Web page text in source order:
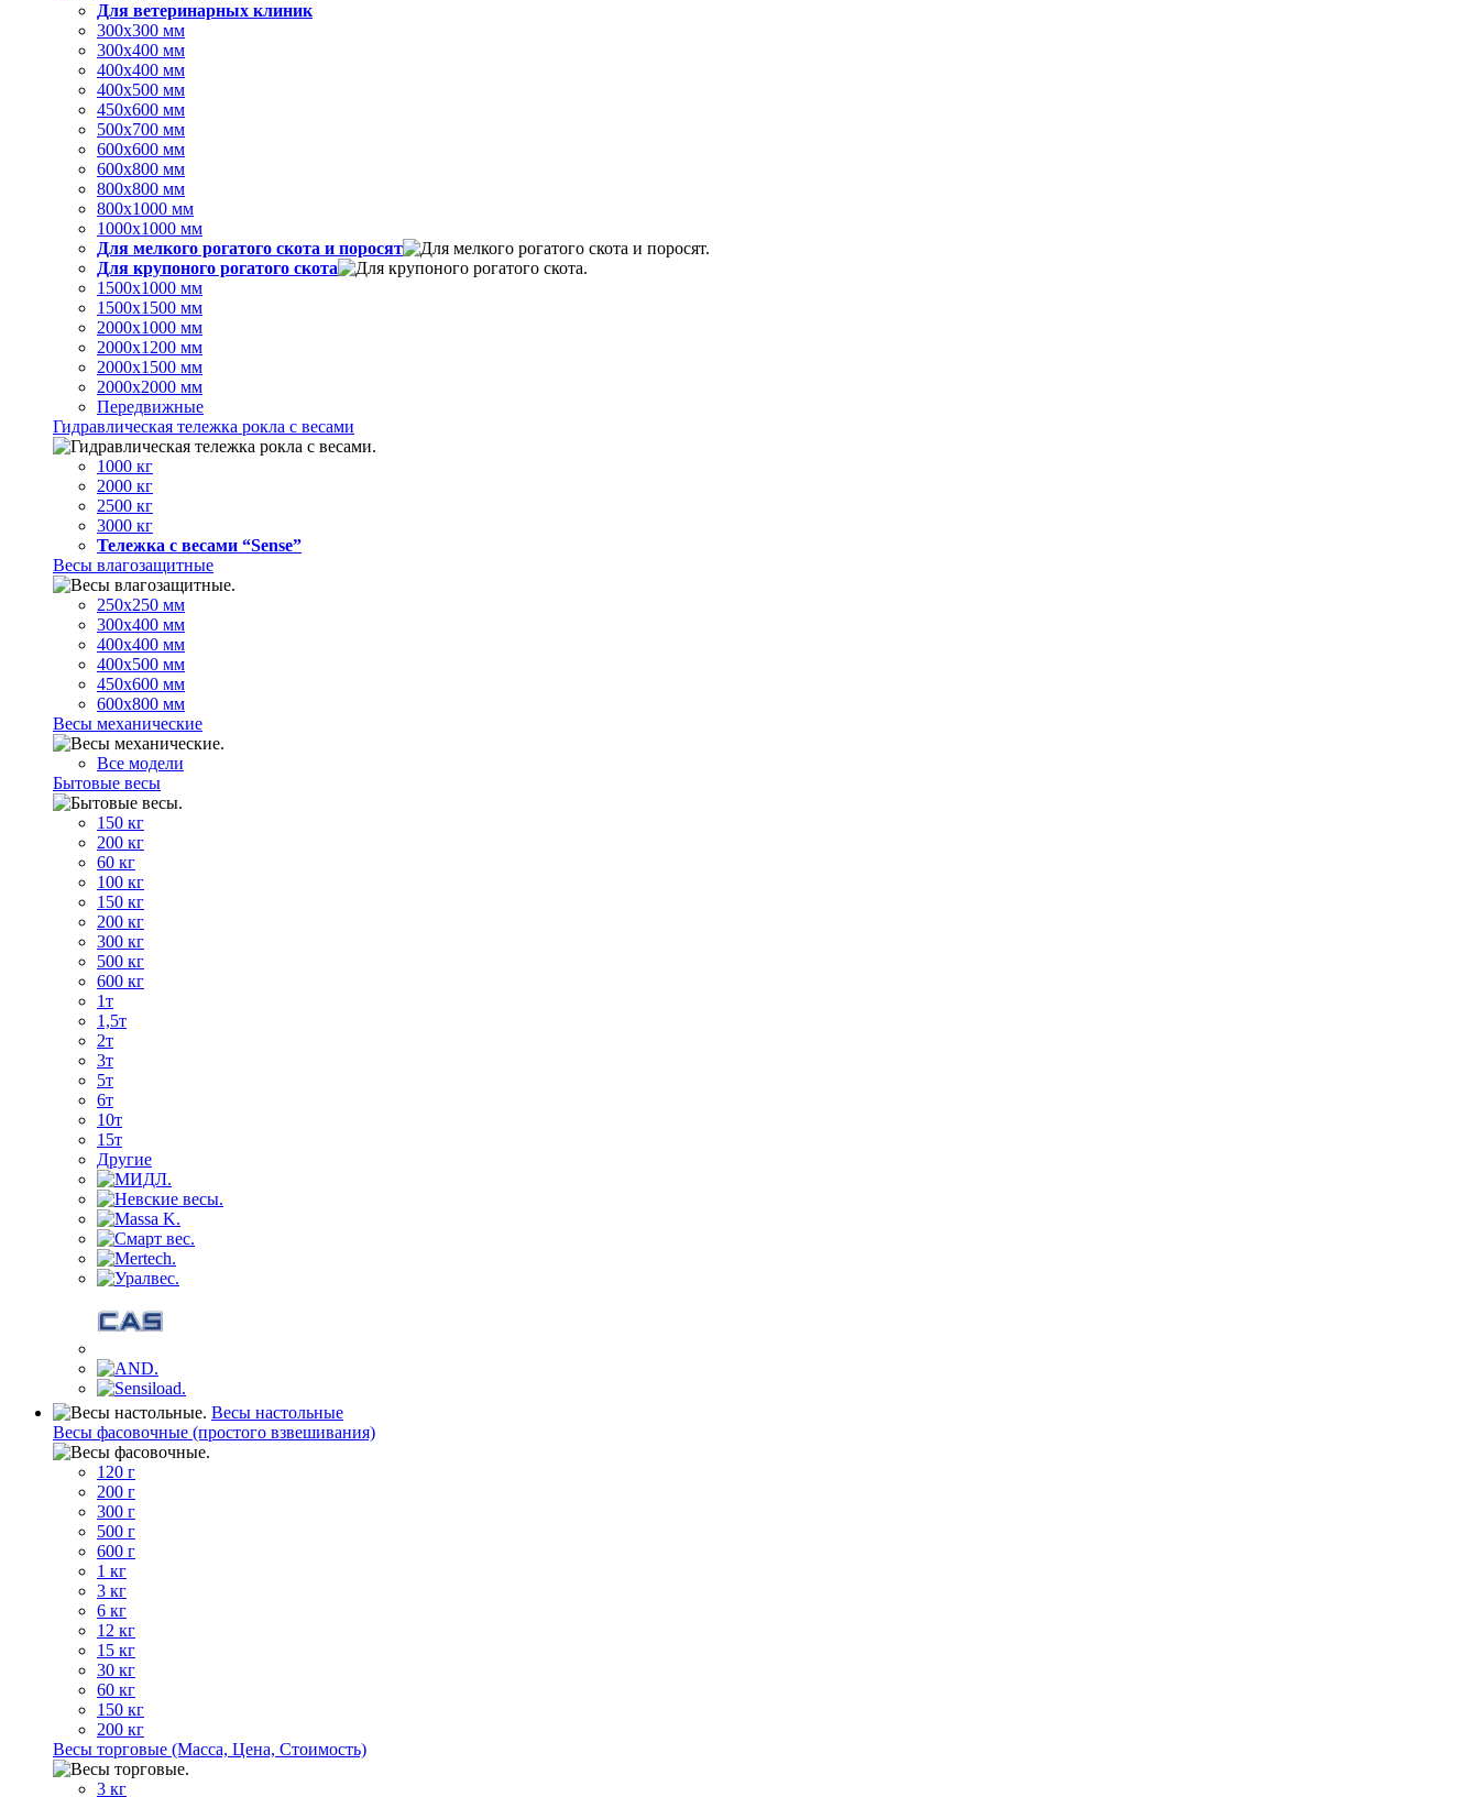
Для ветеринарных клиник
300х300 мм
300х400 мм
400х400 мм
400х500 мм
450х600 мм
500х700 мм
600х600 мм
600х800 мм
800х800 мм
800х1000 мм
1000х1000 мм
Для мелкого рогатого скота и поросят
Для крупоного рогатого скота
1500х1000 мм
1500х1500 мм
2000х1000 мм
2000х1200 мм
2000х1500 мм
2000х2000 мм
Передвижные
Гидравлическая тележка рокла с весами
1000 кг
2000 кг
2500 кг
3000 кг
Тележка с весами “Sense”
Весы влагозащитные
250х250 мм
300х400 мм
400х400 мм
400х500 мм
450х600 мм
600х800 мм
Весы механические
Все модели
Бытовые весы
150 кг
200 кг
60 кг
100 кг
150 кг
200 кг
300 кг
500 кг
600 кг
1т
1,5т
2т
3т
5т
6т
10т
15т
Другие
Весы настольные
Весы фасовочные (простого взвешивания)
120 г
200 г
300 г
500 г
600 г
1 кг
3 кг
6 кг
12 кг
15 кг
30 кг
60 кг
150 кг
200 кг
Весы торговые (Масса, Цена, Стоимость)
3 кг